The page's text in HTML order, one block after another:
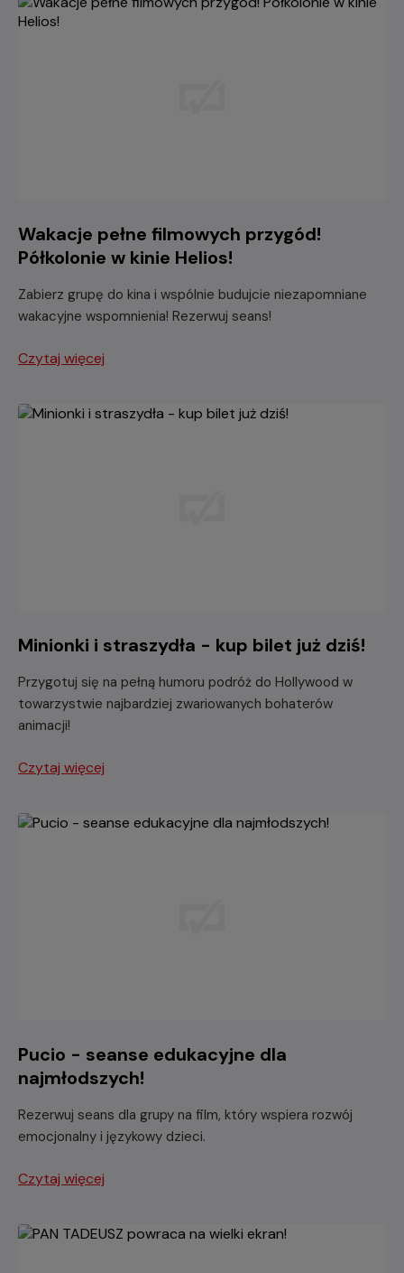
Wakacje pełne filmowych przygód!
Półkolonie w kinie Helios!
Zabierz grupę do kina i wspólnie budujcie niezapomniane
wakacyjne wspomnienia! Rezerwuj seans!
Czytaj więcej
Minionki i straszydła - kup bilet już dziś!
Przygotuj się na pełną humoru podróż do Hollywood w
towarzystwie najbardziej zwariowanych bohaterów
animacji!
Czytaj więcej
Pucio - seanse edukacyjne dla
najmłodszych!
Rezerwuj seans dla grupy na film, który wspiera rozwój
emocjonalny i językowy dzieci.
Czytaj więcej